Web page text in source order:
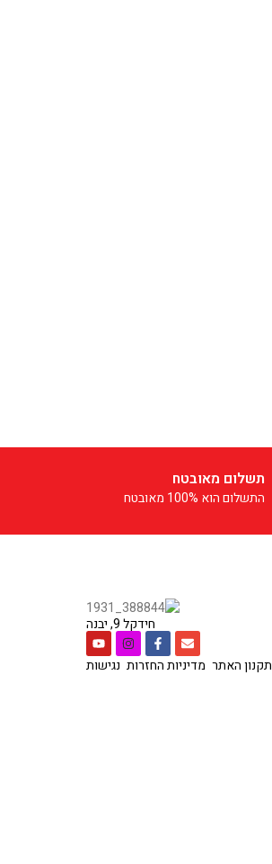
תשלום מאובטח
התשלום הוא 100% מאובטח
חידקל 9, יבנה
תקנון האתר מדיניות החזרות נגישות